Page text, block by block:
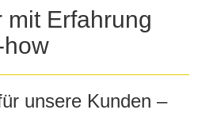
mit Erfahrung
unsere Kunden –